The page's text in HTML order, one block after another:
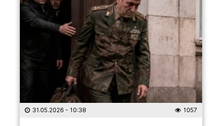
31.05.2026 - 10:38 1057